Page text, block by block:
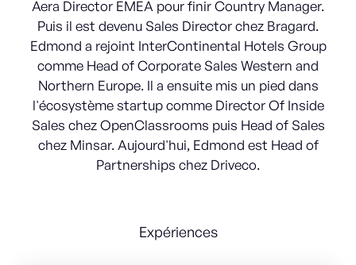
Aera Director EMEA pour finir Country Manager.
Puis il est devenu Sales Director chez Bragard.
Edmond a rejoint InterContinental Hotels Group
comme Head of Corporate Sales Western and
Northern Europe. Il a ensuite mis un pied dans
l'écosystème startup comme Director Of Inside
Sales chez OpenClassrooms puis Head of Sales
chez Minsar. Aujourd'hui, Edmond est Head of
Partnerships chez Driveco.
Expériences